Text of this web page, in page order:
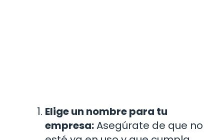
Elige un nombre para tu
empresa:Asegúrate de que no